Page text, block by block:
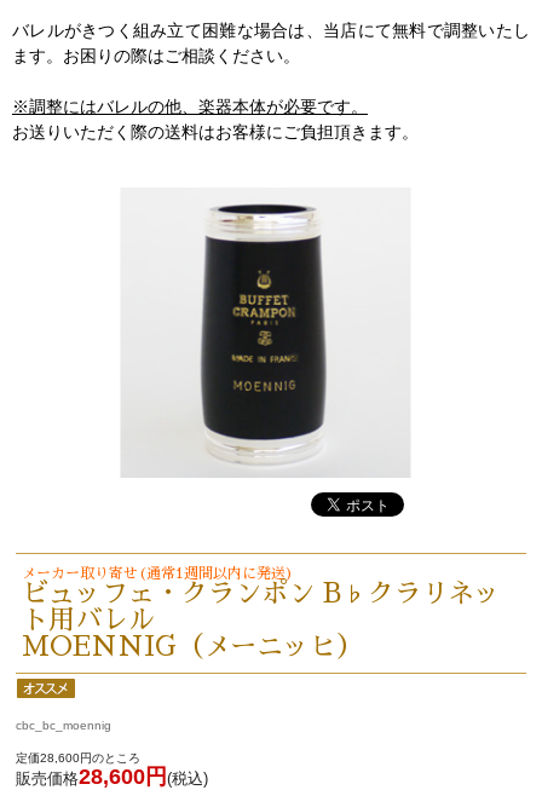
バレルがきつく組み立て困難な場合は、当店にて無料で調整いたし
ます。お困りの際はご相談ください。
※調整にはバレルの他、楽器本体が必要です。
お送りいただく際の送料はお客様にご負担頂きます。
メーカー取り寄せ(通常1週間以内に発送)
ビュッフェ・クランポン B♭クラリネッ
ト用バレル
MOENNIG（メーニッヒ）
cbc_bc_moennig
定価28,600円のところ
販売価格28,600円 (税込)